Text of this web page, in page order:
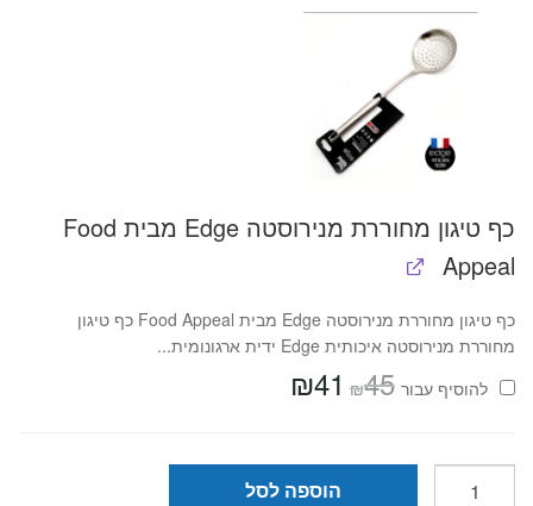
כף טיגון מחוררת מנירוסטה Edge מבית Food
Appeal
כף טיגון מחוררת מנירוסטה Edge מבית Food Appeal כף טיגון
מחוררת מנירוסטה איכותית Edge ידית ארגונומית...
להוסיף⁦⁩ עבור
₪45 המחיר
המקורי
₪41
הוספה לסל